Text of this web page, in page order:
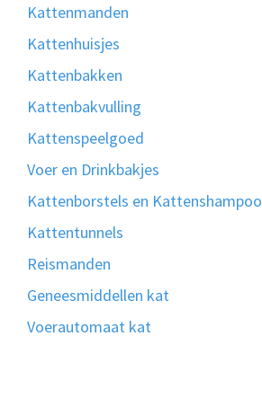
Kattenmanden
Kattenhuisjes
Kattenbakken
Kattenbakvulling
Kattenspeelgoed
Voer en Drinkbakjes
Kattenborstels en Kattenshampoo
Kattentunnels
Reismanden
Geneesmiddellen kat
Voerautomaat kat